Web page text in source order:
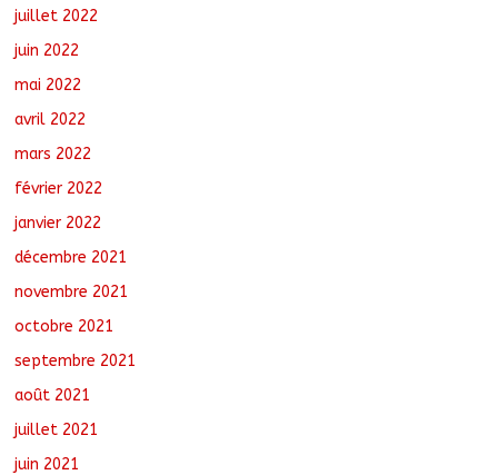
juillet 2022
juin 2022
mai 2022
avril 2022
mars 2022
février 2022
janvier 2022
décembre 2021
novembre 2021
octobre 2021
septembre 2021
août 2021
juillet 2021
juin 2021